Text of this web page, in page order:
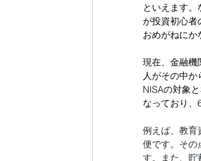
といえます
が投資初心
おめがねにか
現在、金融機
人がその中
NISAの対象
なっており、
例えば、教育
便です。その
す。
また、